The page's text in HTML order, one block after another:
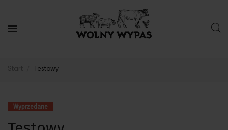
Testowy
Wyprzedane